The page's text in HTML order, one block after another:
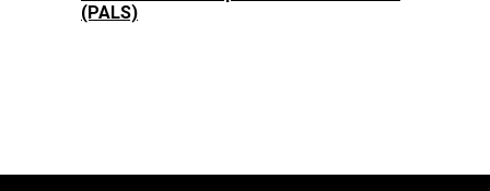
(PALS)